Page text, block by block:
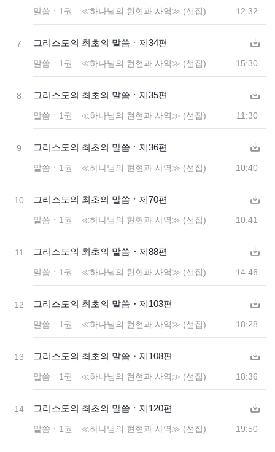
말씀ㆍ1권 ≪하나님의 현현과 사역≫ (선집) 12:32
7 그리스도의 최초의 말씀ㆍ제34편
말씀ㆍ1권 ≪하나님의 현현과 사역≫ (선집) 15:30
8 그리스도의 최초의 말씀ㆍ제35편
말씀ㆍ1권 ≪하나님의 현현과 사역≫ (선집) 11:30
9 그리스도의 최초의 말씀ㆍ제36편
말씀ㆍ1권 ≪하나님의 현현과 사역≫ (선집) 10:40
10 그리스도의 최초의 말씀ㆍ제70편
말씀ㆍ1권 ≪하나님의 현현과 사역≫ (선집) 10:41
11 그리스도의 최초의 말씀・제88편
말씀ㆍ1권 ≪하나님의 현현과 사역≫ (선집) 14:46
12 그리스도의 최초의 말씀・제103편
말씀ㆍ1권 ≪하나님의 현현과 사역≫ (선집) 18:28
13 그리스도의 최초의 말씀・제108편
말씀ㆍ1권 ≪하나님의 현현과 사역≫ (선집) 18:36
14 그리스도의 최초의 말씀ㆍ제120편
말씀ㆍ1권 ≪하나님의 현현과 사역≫ (선집) 19:50